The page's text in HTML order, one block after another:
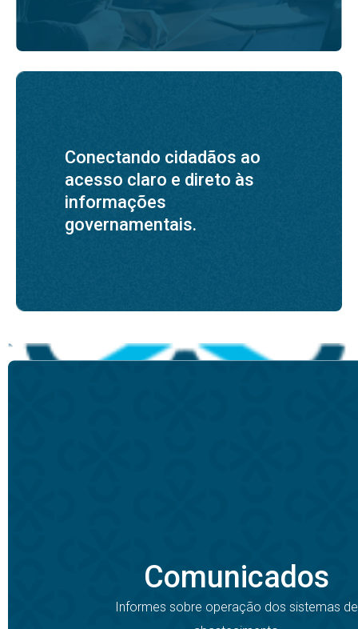
Conectando cidadãos ao
acesso claro e direto às
informações
governamentais.
Comunicados
Informes sobre operação dos sistemas de